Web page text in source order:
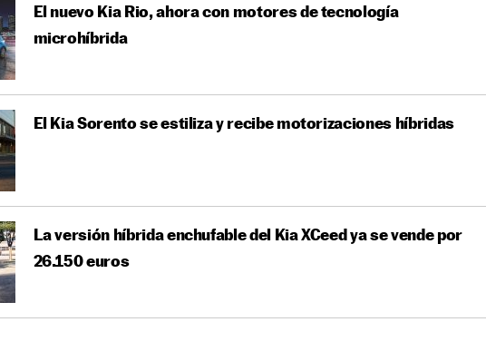
El nuevo Kia Rio, ahora con motores de tecnología
microhíbrida
El Kia Sorento se estiliza y recibe motorizaciones híbridas
La versión híbrida enchufable del Kia XCeed ya se vende por
26.150 euros